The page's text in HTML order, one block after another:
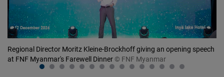
Regional Director Moritz Kleine-Brockhoff giving an opening speech
at FNF Myanmar's Farewell Dinner © FNF Myanmar